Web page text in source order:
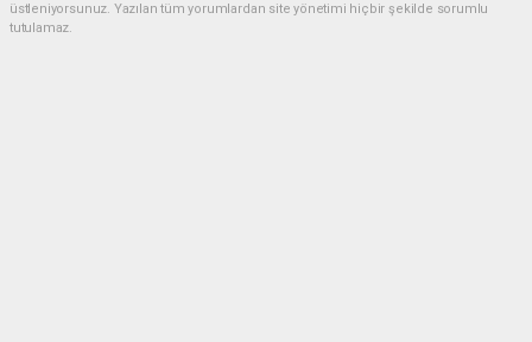
üstleniyorsunuz. Yazılan tüm yorumlardan site yönetimi hiçbir şekilde sorumlu
tutulamaz.